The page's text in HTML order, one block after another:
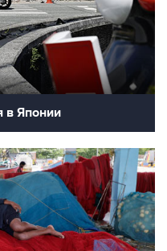
в Японии